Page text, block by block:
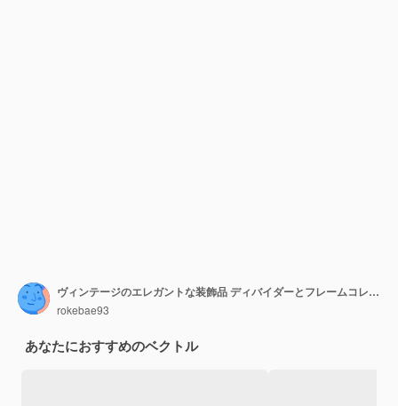
ヴィンテージのエレガントな装飾品 ディバイダーとフレームコレクション クラシックなディバイダとフレーム要素 デザイン
rokebae93
あなたにおすすめのベクトル